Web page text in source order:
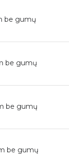
be gumų
be gumų
be gumų
be gumų